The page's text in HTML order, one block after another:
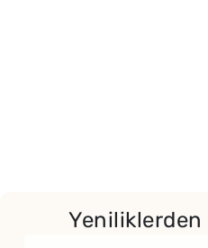
Yeniliklerden